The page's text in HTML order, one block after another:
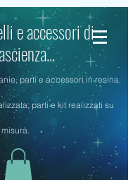
e accessori di
parti e accessori in resina,
parti e kit realizzati su
misura.